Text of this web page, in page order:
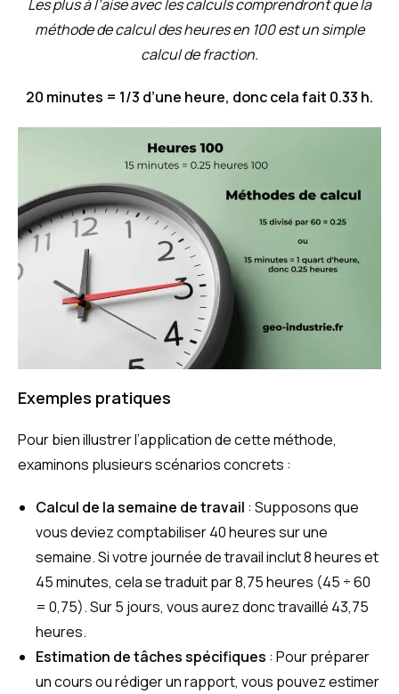
Les plus à l’aise avec les calculs comprendront que la
méthode de calcul des heures en 100 est un simple
calcul de fraction.
20 minutes = 1/3 d’une heure, donc cela fait 0.33 h.
Exemples pratiques
Pour bien illustrer l’application de cette méthode,
examinons plusieurs scénarios concrets :
Calcul de la semaine de travail : Supposons que
vous deviez comptabiliser 40 heures sur une
semaine. Si votre journée de travail inclut 8 heures et
45 minutes, cela se traduit par 8,75 heures (45 ÷ 60
= 0,75). Sur 5 jours, vous aurez donc travaillé 43,75
heures.
Estimation de tâches spécifiques : Pour préparer
un cours ou rédiger un rapport, vous pouvez estimer